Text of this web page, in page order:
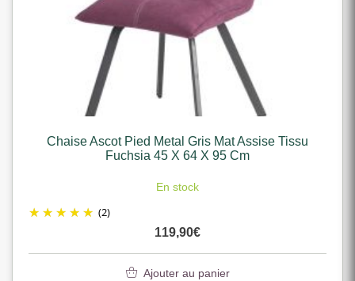
Chaise Ascot Pied Metal Gris Mat Assise Tissu
Fuchsia 45 X 64 X 95 Cm
En stock
(2)
119,90€
Ajouter au panier